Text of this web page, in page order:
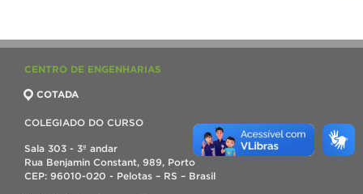
TELEFONES
CENTRO DE ENGENHARIAS
COTADA
COLEGIADO DO CURSO
Sala 303 - 3º andar
Rua Benjamin Constant, 989, Porto
CEP: 96010-020 - Pelotas – RS – Brasil